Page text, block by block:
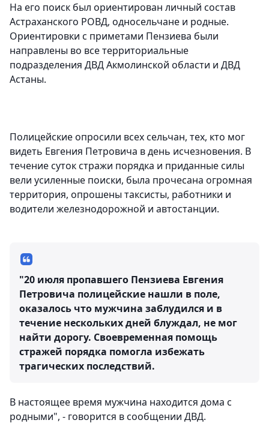
На его поиск был ориентирован личный состав
Астраханского РОВД, односельчане и родные.
Ориентировки с приметами Пензиева были
направлены во все территориальные
подразделения ДВД Акмолинской области и ДВД
Астаны.
Полицейские опросили всех сельчан, тех, кто мог
видеть Евгения Петровича в день исчезновения. В
течение суток стражи порядка и приданные силы
вели усиленные поиски, была прочесана огромная
территория, опрошены таксисты, работники и
водители железнодорожной и автостанции.
"20 июля пропавшего Пензиева Евгения
Петровича полицейские нашли в поле,
оказалось что мужчина заблудился и в
течение нескольких дней блуждал, не мог
найти дорогу. Своевременная помощь
стражей порядка помогла избежать
трагических последствий.
В настоящее время мужчина находится дома с
родными", - говорится в сообщении ДВД.